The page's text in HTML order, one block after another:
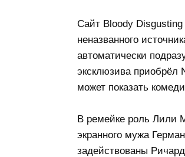
Сайт Bloody
неназванного
автоматически
эксклюзива приобрёл
может показать
В ремейке роль Лили
экранного мужа
задействованы